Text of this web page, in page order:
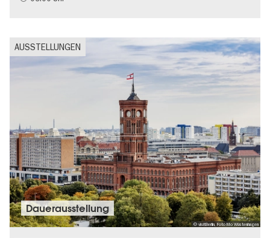
AUSSTELLUNGEN
© visitBerlin, Foto Mo Wüstenhagen
Dauer­aus­stel­lung